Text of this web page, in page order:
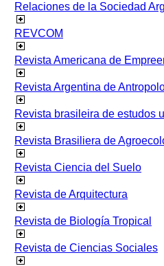
Relaciones de la Sociedad
REVCOM
Revista Americana de
Revista Argentina de
Revista brasileira de estudos
Revista Brasiliera de
Revista Ciencia del Suelo
Revista de Arquitectura
Revista de Biología Tropical
Revista de Ciencias Sociales